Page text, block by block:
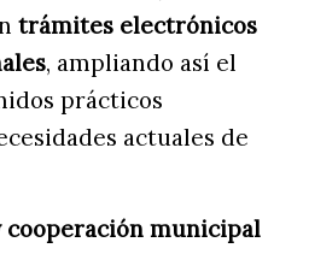
trámites electrónicos
, ampliando así el
prácticos
actuales de
municipal